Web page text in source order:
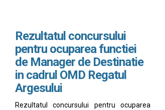
Rezultatul concursului
pentru ocuparea functiei
de Manager de Destinatie
in cadrul OMD Regatul
Argesului
Rezultatul concursului pentru ocuparea